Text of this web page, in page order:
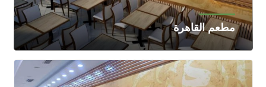
مطعم القاهرة